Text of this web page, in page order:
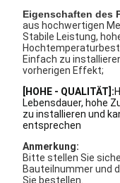
Eigenschaften des
aus hochwertigen
Stabile Leistung,
Einfach zu
vorherigen Effekt;
[HOHE - QUALITÄT]:
Lebensdauer, hohe
zu installieren und
entsprechen
Anmerkung:
Bitte stellen Sie
Bauteilnummer und
Sie bestellen.